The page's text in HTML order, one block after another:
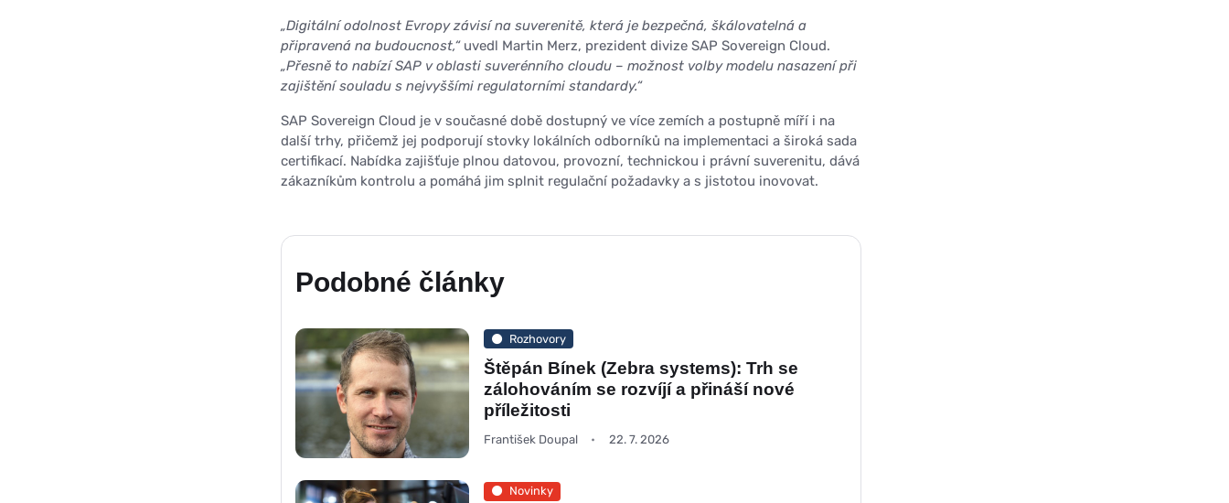
„Digitální odolnost Evropy závisí na suverenitě, která je bezpečná, škálovatelná a
připravená na budoucnost,“uvedl Martin Merz, prezident divize SAP Sovereign Cloud.
„Přesně to nabízí SAP v oblasti suverénního cloudu – možnost volby modelu nasazení při
zajištění souladu s nejvyššími regulatorními standardy.“
SAP Sovereign Cloud je v současné době dostupný ve více zemích a postupně míří i na
další trhy, přičemž jej podporují stovky lokálních odborníků na implementaci a široká sada
certifikací. Nabídka zajišťuje plnou datovou, provozní, technickou i právní suverenitu, dává
zákazníkům kontrolu a pomáhá jim splnit regulační požadavky a s jistotou inovovat.
Podobné články
Rozhovory
Štěpán Bínek (Zebra systems): Trh se
zálohováním se rozvíjí a přináší nové
příležitosti
František Doupal 22. 7. 2026
Novinky